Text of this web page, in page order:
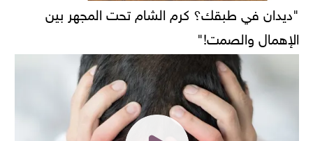
"ديدان في طبقك؟ كرم الشام تحت المجهر بين
الإهمال والصمت!"